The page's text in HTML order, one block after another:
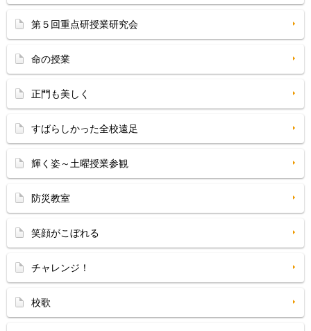
第５回重点研授業研究会
命の授業
正門も美しく
すばらしかった全校遠足
輝く姿～土曜授業参観
防災教室
笑顔がこぼれる
チャレンジ！
校歌